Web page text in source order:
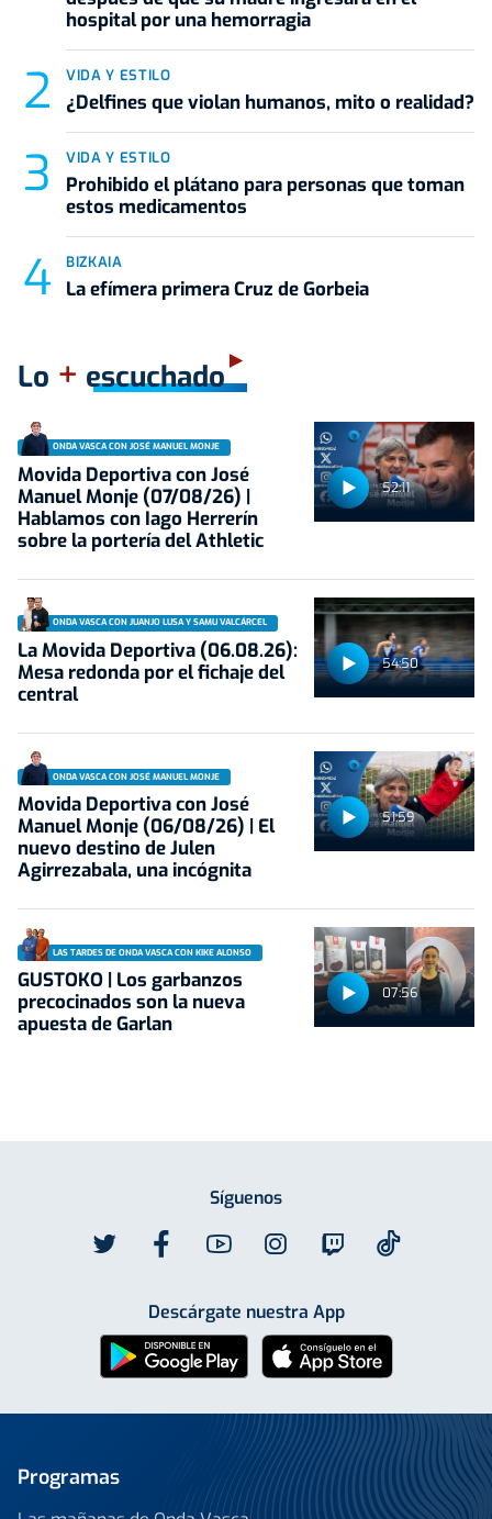
hospital por una hemorragia
VIDA Y ESTILO
¿Delfines que violan humanos, mito o realidad?
VIDA Y ESTILO
Prohibido el plátano para personas que toman
estos medicamentos
BIZKAIA
La efímera primera Cruz de Gorbeia
Lo + escuchado
52:11
ONDA VASCA CON JOSÉ MANUEL MONJE
Movida Deportiva con José
Manuel Monje (07/08/26) |
Hablamos con Iago Herrerín
sobre la portería del Athletic
54:50
ONDA VASCA CON JUANJO LUSA Y SAMU VALCÁRCEL
La Movida Deportiva (06.08.26):
Mesa redonda por el fichaje del
central
51:59
ONDA VASCA CON JOSÉ MANUEL MONJE
Movida Deportiva con José
Manuel Monje (06/08/26) | El
nuevo destino de Julen
Agirrezabala, una incógnita
07:56
LAS TARDES DE ONDA VASCA CON KIKE ALONSO
GUSTOKO | Los garbanzos
precocinados son la nueva
apuesta de Garlan
Síguenos
Descárgate nuestra App
Programas